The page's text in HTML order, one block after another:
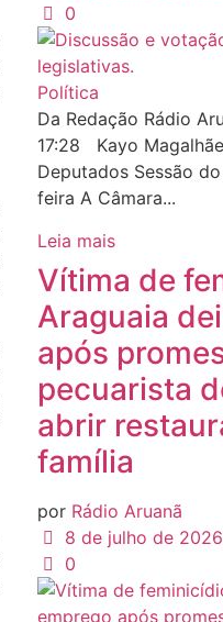
0
Política
Da Redação Rádio
17:28 Kayo
Deputados Sessão
feira A Câmara...
Leia mais
Vítima de
Araguaia
após
pecuarista
abrir
família
por Rádio Aruanã
8 de julho de 2026
0